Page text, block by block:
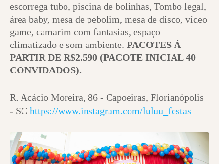
escorrega tubo, piscina de bolinhas, Tombo legal,
área baby, mesa de pebolim, mesa de disco, vídeo
game, camarim com fantasias, espaço
climatizado e som ambiente. PACOTES Á
PARTIR DE R$2.590 (PACOTE INICIAL 40
CONVIDADOS).
R. Acácio Moreira, 86 - Capoeiras, Florianópolis
- SC https://www.instagram.com/luluu_festas